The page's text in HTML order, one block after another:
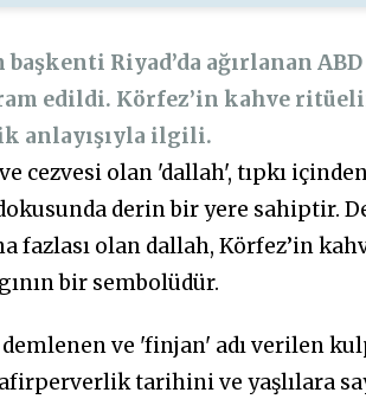
başkenti Riyad’da ağırlanan
edildi. Körfez’in kahve
anlayışıyla ilgili.
cezvesi olan 'dallah', tıpkı
derin bir yere sahiptir.
fazlası olan dallah, Körfez’in
bir sembolüdür.
ve 'finjan' adı verilen
tarihini ve yaşlılara